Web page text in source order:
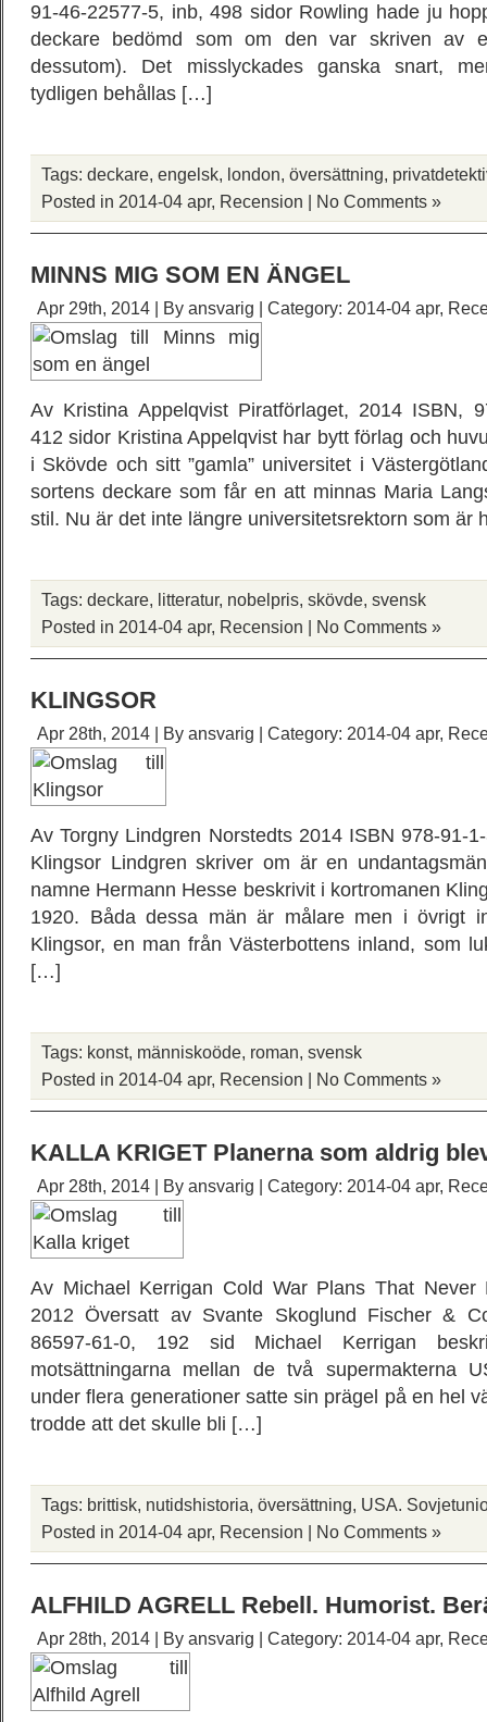
91-46-22577-5, inb, 498 sidor Rowling hade ju
deckare bedömd som om den var skriven av
dessutom). Det misslyckades ganska snart,
tydligen behållas […]
Tags: deckare, engelsk, london, översättning,
Posted in 2014-04 apr, Recension | No Comments »
MINNS MIG SOM EN ÄNGEL
Apr 29th, 2014 | By ansvarig | Category: 2014-04 apr,
Av Kristina Appelqvist Piratförlaget, 2014 ISBN,
412 sidor Kristina Appelqvist har bytt förlag och
i Skövde och sitt ”gamla” universitet i
sortens deckare som får en att minnas Maria
stil. Nu är det inte längre universitetsrektorn som är
Tags: deckare, litteratur, nobelpris, skövde, svensk
Posted in 2014-04 apr, Recension | No Comments »
KLINGSOR
Apr 28th, 2014 | By ansvarig | Category: 2014-04 apr,
Av Torgny Lindgren Norstedts 2014 ISBN 978-91-
Klingsor Lindgren skriver om är en
namne Hermann Hesse beskrivit i kortromanen
1920. Båda dessa män är målare men i övrigt
Klingsor, en man från Västerbottens inland, som
[…]
Tags: konst, människoöde, roman, svensk
Posted in 2014-04 apr, Recension | No Comments »
KALLA KRIGET Planerna som aldrig
Apr 28th, 2014 | By ansvarig | Category: 2014-04 apr,
Av Michael Kerrigan Cold War Plans That Never
2012 Översatt av Svante Skoglund Fischer &
86597-61-0, 192 sid Michael Kerrigan
motsättningarna mellan de två supermakterna
under flera generationer satte sin prägel på en hel
trodde att det skulle bli […]
Tags: brittisk, nutidshistoria, översättning, USA.
Posted in 2014-04 apr, Recension | No Comments »
ALFHILD AGRELL Rebell. Humorist.
Apr 28th, 2014 | By ansvarig | Category: 2014-04 apr,